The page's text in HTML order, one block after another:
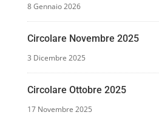
8 Gennaio 2026
Circolare Novembre 2025
3 Dicembre 2025
Circolare Ottobre 2025
17 Novembre 2025